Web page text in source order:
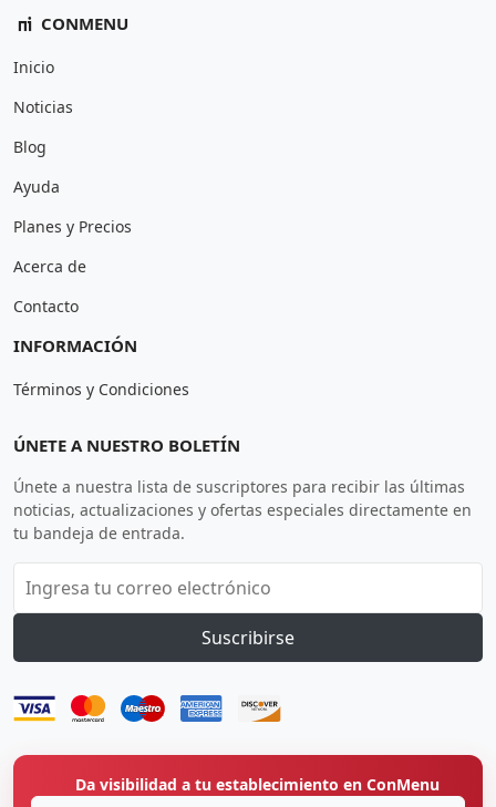
CONMENU
Inicio
Noticias
Blog
Ayuda
Planes y Precios
Acerca de
Contacto
INFORMACIÓN
Términos y Condiciones
ÚNETE A NUESTRO BOLETÍN
Únete a nuestra lista de suscriptores para recibir las últimas
noticias, actualizaciones y ofertas especiales directamente en
tu bandeja de entrada.
Suscribirse
Da visibilidad a tu establecimiento en ConMenu